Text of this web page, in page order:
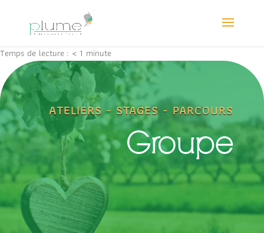
Temps de lecture : < 1 minute
ATELIERS - STAGES - PARCOURS
Groupe